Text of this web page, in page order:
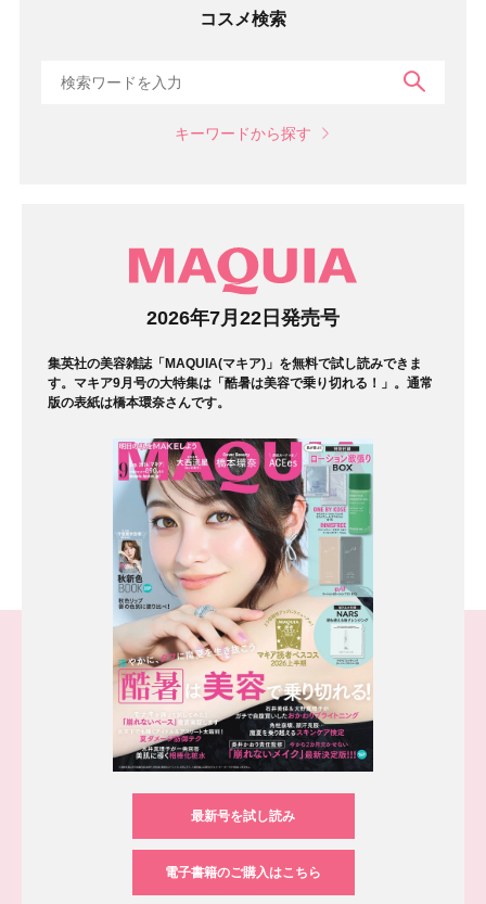
コスメ検索
キーワードから探す
2026年7月22日発売号
集英社の美容雑誌「MAQUIA(マキア)」を無料で試し読みできま
す。マキア9月号の大特集は「酷暑は美容で乗り切れる！」。通常
版の表紙は橋本環奈さんです。
最新号を試し読み
電子書籍のご購入はこちら